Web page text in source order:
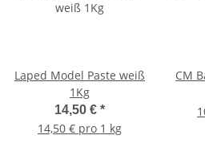
Laped Model Paste weiß
1Kg
14,50 € *
14,50 € pro 1 kg
CM